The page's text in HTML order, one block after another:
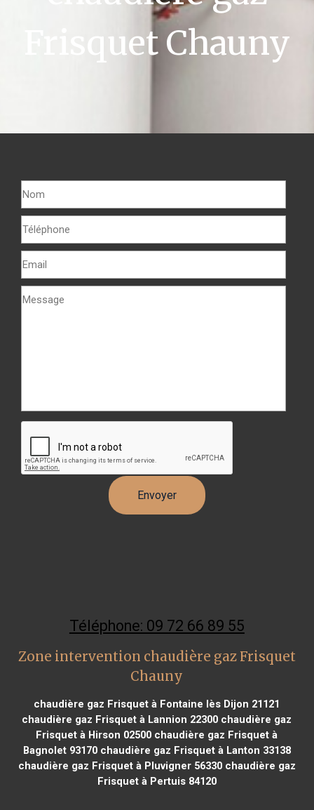
Frisquet Chauny
Téléphone: 09 72 66 89 55
Zone intervention chaudière gaz Frisquet
Chauny
chaudière gaz Frisquet à Fontaine lès Dijon 21121
chaudière gaz Frisquet à Lannion 22300 chaudière gaz
Frisquet à Hirson 02500 chaudière gaz Frisquet à
Bagnolet 93170chaudière gaz Frisquet à Lanton 33138
chaudière gaz Frisquet à Pluvigner 56330chaudière gaz
Frisquet à Pertuis 84120